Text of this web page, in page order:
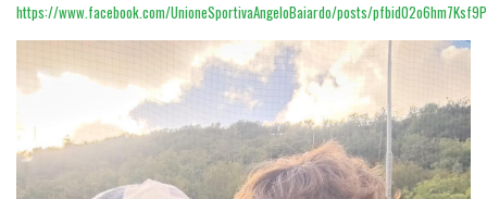
https://www.facebook.com/UnioneSportivaAngeloBaiardo/posts/